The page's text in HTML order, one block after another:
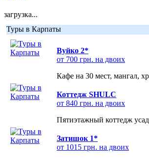
загрузка...
Туры в Карпаты
Вуйко 2*
от 700 грн. на двоих
Кафе на 30 мест, мангал,
Коттедж SHULC
от 840 грн. на двоих
Пятиэтажный коттедж
Затишок 1*
от 1015 грн. на двоих